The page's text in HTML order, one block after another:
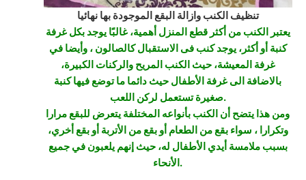
تنظيف الكنب وازالة البقع الموجودة بها نهائيا
يعتبر الكنب من أكثر قطع المنزل أهمية، غالبًا يوجد بكل غرفة
كنبة أو أكثر، يوجد كنب فى الاستقبال كالصالون ، وأيضا في
غرفة المعيشة، حيث الكنب المريح والركنات الكبيرة،
بالاضافة الى غرفة الأطفال حيث دائما ما توضع فيها كنبة
صغيرة تستعمل لركن اللعب.
ومن هذا يتضح أن الكنب بأنواعه المختلفة يتعرض للبقع مرارا
وتكرارا ، سواء بقع من الطعام أو بقع من الأتربة أو بقع أخري،
بسبب ملامسة أيدي الأطفال له، حيث إنهم يلعبون في جميع
الأنحاء.